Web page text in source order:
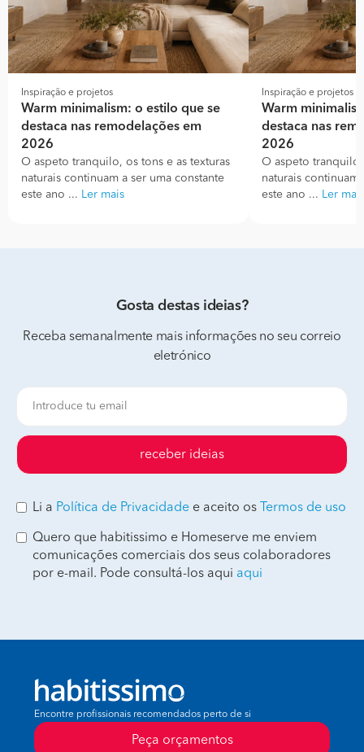
Inspiração e projetos
Warm minimalism: o estilo que se
destaca nas remodelações em
2026
O aspeto tranquilo, os tons e as texturas
naturais continuam a ser uma constante
este ano ... Ler mais
Inspiração e projetos
Warm
destaca nas
2026
O aspeto
naturais continuam
este ano ... Ler mais
Gosta destas ideias?
Receba semanalmente mais informações no seu correio
eletrónico
receber ideias
Li a Política de Privacidade e aceito os Termos de uso
Quero que habitissimo e Homeserve me enviem
comunicações comerciais dos seus colaboradores
por e-mail. Pode consultá-los aqui aqui
Encontre profissionais recomendados perto de si
Peça orçamentos